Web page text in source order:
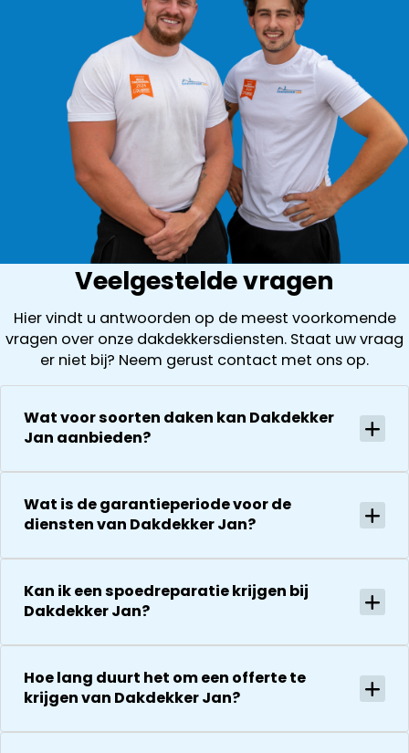
Veelgestelde vragen
Hier vindt u antwoorden op de meest voorkomende
vragen over onze dakdekkersdiensten. Staat uw vraag
er niet bij? Neem gerust contact met ons op.
Wat voor soorten daken kan Dakdekker
Jan aanbieden?
Wat is de garantieperiode voor de
diensten van Dakdekker Jan?
Kan ik een spoedreparatie krijgen bij
Dakdekker Jan?
Hoe lang duurt het om een offerte te
krijgen van Dakdekker Jan?